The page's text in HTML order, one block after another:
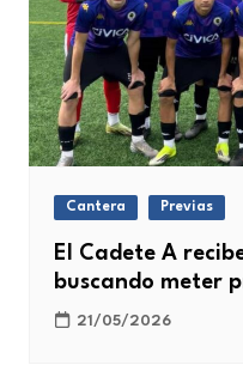
Cantera Previas
El Cadete A
buscando meter
21/05/2026